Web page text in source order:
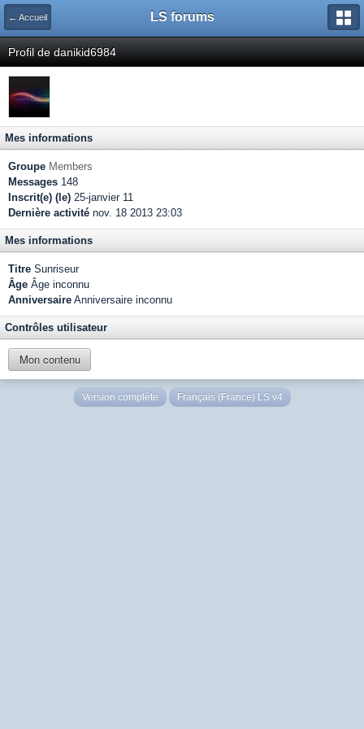
← Accueil LS forums
Profil de danikid6984
Mes informations
Groupe Members
Messages 148
Inscrit(e) (le) 25-janvier 11
Dernière activité nov. 18 2013 23:03
Mes informations
Titre Sunriseur
Âge Âge inconnu
Anniversaire Anniversaire inconnu
Contrôles utilisateur
Mon contenu
Version complète Français (France) LS v4